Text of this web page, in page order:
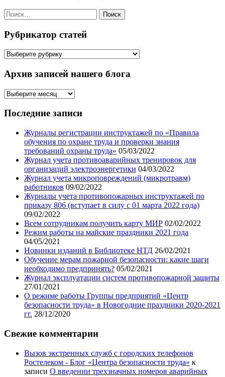
Найти:
Рубрикатор статей
Рубрикатор
Архив записей нашего блога
Архив
нашего
Последние записи
Журналы регистрации инструктажей по «Правила
обучения по охране труда и проверки знания
требований охраны труда» 05/03/2022
Журнал учета противоаварийных тренировок для
организаций электроэнергетики 04/03/2022
Журнал учета микроповреждений (микротравм)
работников 09/02/2022
Журналы учета противопожарных инструктажей по
приказу 806 (вступает в силу с 01 марта 2022 года)
09/02/2022
Всем сотрудникам получить карту МИР 02/02/2022
Режим работы на майские праздники 2021 года
04/05/2021
Новинки изданий в Библиотеке НТД 26/02/2021
Обучение мерам пожарной безопасности: какие шаги
необходимо предпринять? 05/02/2021
Журнал эксплуатации систем противопожарной защиты
27/01/2021
О режиме работы Группы предприятий «Центр
безопасности труда» в Новогодние праздники 2020-2021
гг. 28/12/2020
Свежие комментарии
Вызов экстренных служб с городских телефонов
Ростелеком - Блог «Центра безопасности труда» к
записи О введении трехзначных номеров аварийных